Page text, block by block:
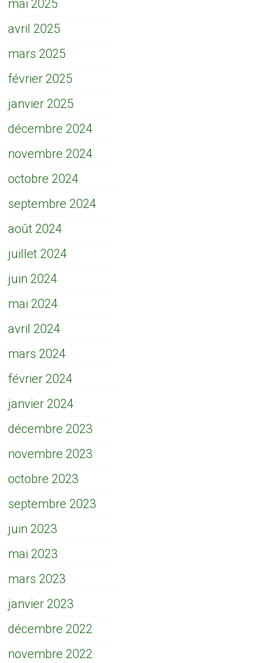
mai 2025
avril 2025
mars 2025
février 2025
janvier 2025
décembre 2024
novembre 2024
octobre 2024
septembre 2024
août 2024
juillet 2024
juin 2024
mai 2024
avril 2024
mars 2024
février 2024
janvier 2024
décembre 2023
novembre 2023
octobre 2023
septembre 2023
juin 2023
mai 2023
mars 2023
janvier 2023
décembre 2022
novembre 2022